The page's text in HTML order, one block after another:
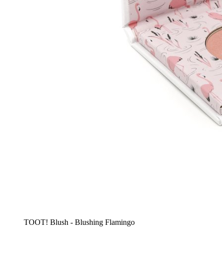
TOOT! Blush - Blushing Flamingo